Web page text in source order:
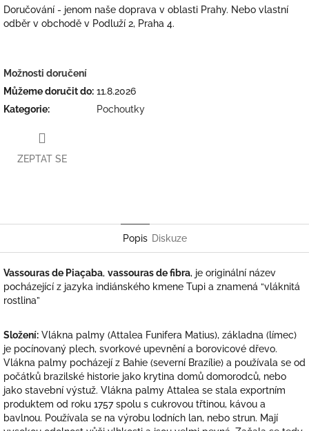
Doručování - jenom naše doprava v oblasti Prahy. Nebo vlastní
odběr v obchodě v Podluží 2, Praha 4.
Možnosti doručení
Můžeme doručit do: 11.8.2026
Kategorie: Pochoutky
ZEPTAT SE
Popis Diskuze
Vassouras de Piaçaba, vassouras de fibra, je originální název
pocházející z jazyka indiánského kmene Tupi a znamená “vláknitá
rostlina”
Složení: Vlákna palmy (Attalea Funifera Matius), základna (límec)
je pocínovaný plech, svorkové upevnění a borovicové dřevo.
Vlákna palmy pocházejí z Bahie (severní Brazílie) a používala se od
počátků brazilské historie jako krytina domů domorodců, nebo
jako stavební výstuž. Vlákna palmy Attalea se stala exportním
produktem od roku 1757 spolu s cukrovou třtinou, kávou a
bavlnou. Používala se na výrobu lodních lan, nebo strun. Mají